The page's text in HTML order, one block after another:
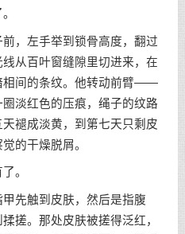
，左手举到锁骨高度，翻过
从百叶窗缝隙里切进来，在
相间的条纹。他转动前臂——
淡红色的压痕，绳子的纹路
褪成淡黄，到第七天只剩皮
的干燥脱屑。
。
先触到皮肤，然后是指腹
搓。那处皮肤被搓得泛红，